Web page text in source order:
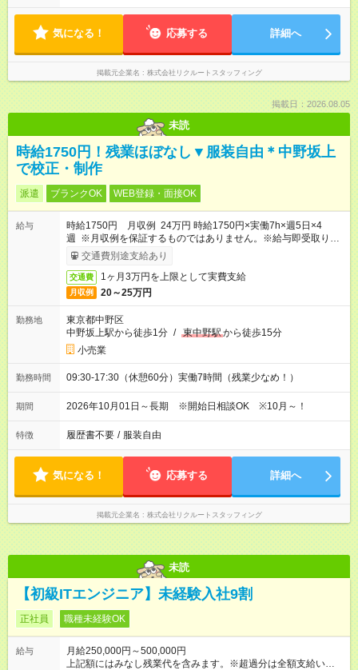
気になる！ 応募する 詳細へ
掲載元企業名 株式会社リクルートスタッフィング
掲載日：2026.08.05
未読
時給1750円！残業ほぼなし▼服装自由＊中野坂上
で校正・制作
派遣 ブランクOK WEB登録・面接OK
給与
時給1750円 月収例 24万円 時給1750円×実働7h×週5日×4
週 ※月収例を保証するものではありません。※給与即受取りサ
ービス利用可（利用条件有）
交通費別途支給あり
交通費 1ヶ月3万円を上限として実費支給
月収例 20～25万円
勤務地
東京都中野区
中野坂上駅から徒歩1分 / 東中野駅から徒歩15分
小売業
勤務時間 09:30-17:30（休憩60分）実働7時間（残業少なめ！）
期間 2026年10月01日～長期 ※開始日相談OK ※10月～！
特徴 履歴書不要 / 服装自由
気になる！ 応募する 詳細へ
掲載元企業名 株式会社リクルートスタッフィング
未読
【初級ITエンジニア】未経験入社9割
正社員 職種未経験OK
給与
月給250,000円～500,000円
上記額にはみなし残業代を含みます。※超過分は全額支給いたし